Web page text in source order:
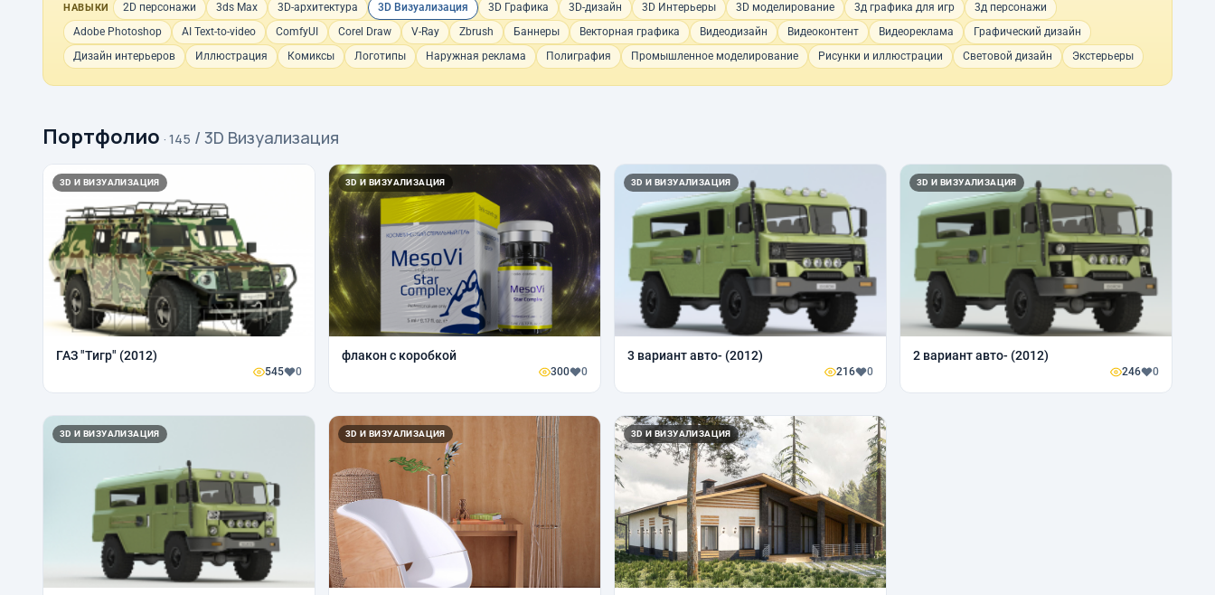
НАВЫКИ 2D персонажи 3ds Max 3D-архитектура 3D Визуализация 3D Графика 3D-дизайн 3D Интерьеры 3D моделирование 3д графика для игр
3д персонажи
Adobe Photoshop
AI Text-to-video ComfyUI Corel Draw V-Ray Zbrush Баннеры Векторная графика Видеодизайн Видеоконтент Видеореклама
Графический дизайн
Дизайн интерьеров
Иллюстрация Комиксы Логотипы Наружная реклама Полиграфия Промышленное моделирование Рисунки и иллюстрации Световой дизайн Экстерьеры
Портфолио · 145 / 3D Визуализация
3D И ВИЗУАЛИЗАЦИЯ
ГАЗ "Тигр" (2012)
545 0
3D И ВИЗУАЛИЗАЦИЯ
флакон с коробкой
300 0
3D И ВИЗУАЛИЗАЦИЯ
3 вариант авто- (2012)
216 0
3D И ВИЗУАЛИЗАЦИЯ
2 вариант авто- (2012)
246 0
3D И ВИЗУАЛИЗАЦИЯ 3D И ВИЗУАЛИЗАЦИЯ 3D И ВИЗУАЛИЗАЦИЯ